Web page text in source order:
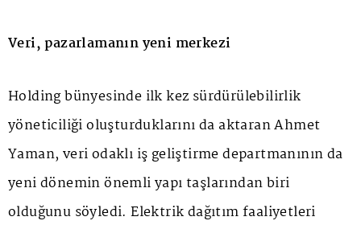
Veri, pazarlamanın yeni merkezi
Holding bünyesinde ilk kez sürdürülebilirlik
yöneticiliği oluşturduklarını da aktaran Ahmet
Yaman, veri odaklı iş geliştirme departmanının da
yeni dönemin önemli yapı taşlarından biri
olduğunu söyledi. Elektrik dağıtım faaliyetleri